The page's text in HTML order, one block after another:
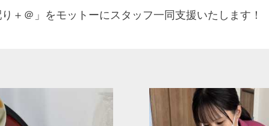
＋＠」をモットーにスタッフ一同支援いたします！